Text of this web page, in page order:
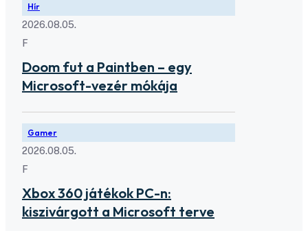
Hír
2026.08.05.
F
Doom fut a Paintben – egy
Microsoft-vezér mókája
Gamer
2026.08.05.
F
Xbox 360 játékok PC-n:
kiszivárgott a Microsoft terve